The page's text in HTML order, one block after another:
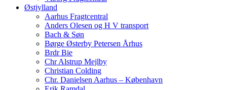
Østjylland
Aarhus Fragtcentral
Anders Olesen og H V transport
Bach & Søn
Børge Østerby Petersen Århus
Brdr Bie
Chr Alstrup Mejlby
Christian Colding
Chr. Danielsen Aarhus – København